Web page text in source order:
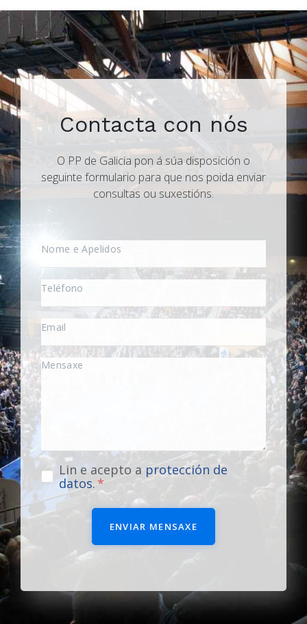
Contacta con nós
O PP de Galicia pon á súa disposición o
seguinte formulario para que nos poida enviar
consultas ou suxestións.
Lin e acepto a protección de
datos.
ENVIAR MENSAXE